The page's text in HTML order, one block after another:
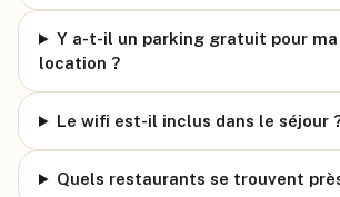
Y a-t-il un parking gratuit pour
location ?
Le wifi est-il inclus dans le séjour
Quels restaurants se trouvent